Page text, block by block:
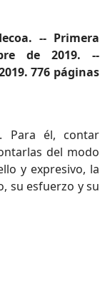
-- Primera
de 2019. --
776 páginas
Para él, contar
del modo
y expresivo, la
su esfuerzo y su